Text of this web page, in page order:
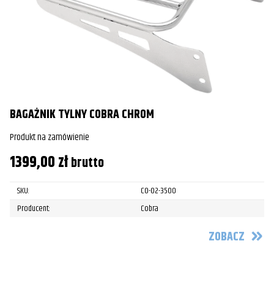
BAGAŻNIK TYLNY COBRA CHROM
Produkt na zamówienie
1399,00złbrutto
SKU:
CO-02-3500
Producent:
Cobra
ZOBACZ